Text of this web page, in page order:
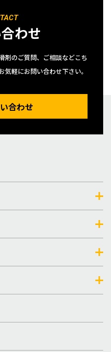
わせ
剤のご質問、ご相談などこち
軽にお問い合わせ下さい。
合わせ